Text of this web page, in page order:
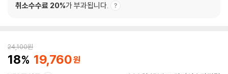
취소수수료 20%가 부과됩니다.
24,100원
18 19,760